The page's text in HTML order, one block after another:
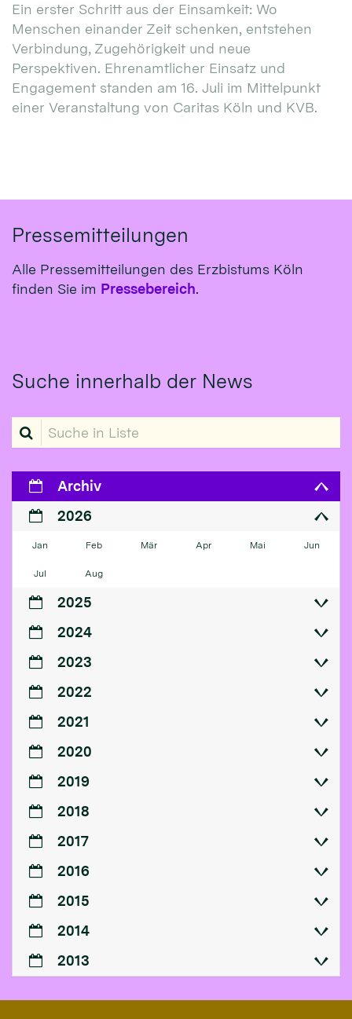
Ein erster Schritt aus der Einsamkeit: Wo
Menschen einander Zeit schenken, entstehen
Verbindung, Zugehörigkeit und neue
Perspektiven. Ehrenamtlicher Einsatz und
Engagement standen am 16. Juli im Mittelpunkt
einer Veranstaltung von Caritas Köln und KVB.
Pressemitteilungen
Alle Pressemitteilungen des Erzbistums Köln
finden Sie im Pressebereich.
Suche innerhalb der News
Suche in Liste
Archiv
2026
Jan Feb Mär Apr Mai Jun
Jul Aug
2025
2024
2023
2022
2021
2020
2019
2018
2017
2016
2015
2014
2013